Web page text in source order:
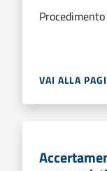
VAI ALLA